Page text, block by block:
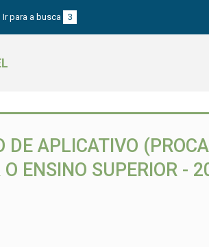
Ir para a busca 3
DE APLICATIVO
ENSINO SUPERIOR -